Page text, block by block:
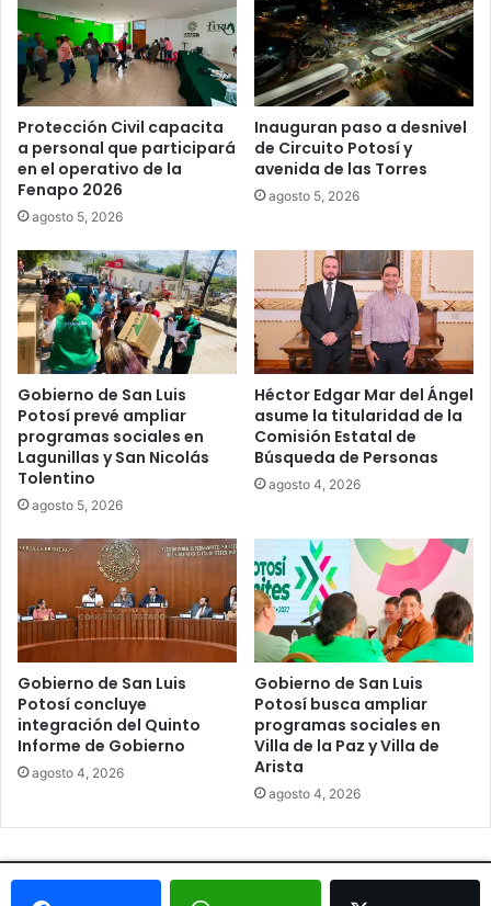
Protección Civil capacita
a personal que participará
en el operativo de la
Fenapo 2026
agosto 5, 2026
Inauguran paso a desnivel
de Circuito Potosí y
avenida de las Torres
agosto 5, 2026
Gobierno de San Luis
Potosí prevé ampliar
programas sociales en
Lagunillas y San Nicolás
Tolentino
agosto 5, 2026
Héctor Edgar Mar del Ángel
asume la titularidad de la
Comisión Estatal de
Búsqueda de Personas
agosto 4, 2026
Gobierno de San Luis
Potosí concluye
integración del Quinto
Informe de Gobierno
agosto 4, 2026
Gobierno de San Luis
Potosí busca ampliar
programas sociales en
Villa de la Paz y Villa de
Arista
agosto 4, 2026
© Copyright 2026, Todos los derechos reservados - Metrópoli